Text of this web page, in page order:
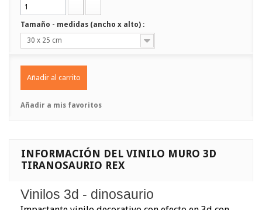
Tamaño - medidas (ancho x alto) :
30 x 25 cm
Añadir al carrito
Añadir a mis favoritos
INFORMACIÓN DEL VINILO MURO 3D
TIRANOSAURIO REX
Vinilos 3d - dinosaurio